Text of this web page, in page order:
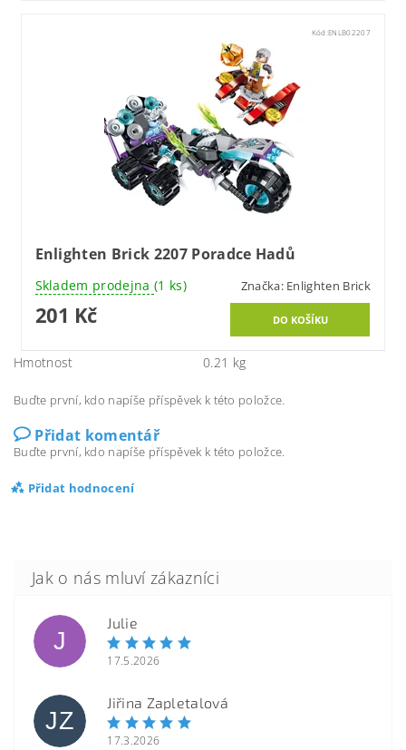
Kód:ENLB02207
Enlighten Brick 2207 Poradce Hadů
Skladem prodejna (1 ks) Značka: Enlighten Brick
201 Kč
Hmotnost 0.21 kg
Buďte první, kdo napíše příspěvek k této položce.
Přidat komentář
Buďte první, kdo napíše příspěvek k této položce.
Přidat hodnocení
J
Julie
17.5.2026
JZ
Jiřina Zapletalová
17.3.2026